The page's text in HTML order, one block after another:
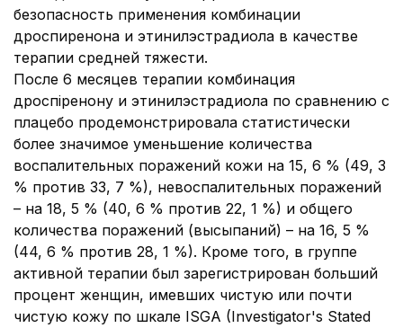
безопасность применения комбинации
дроспиренона и этинилэстрадиола в качестве
терапии средней тяжести.
После 6 месяцев терапии комбинация
дроспіренону и этинилэстрадиола по сравнению с
плацебо продемонстрировала статистически
более значимое уменьшение количества
воспалительных поражений кожи на 15, 6 % (49, 3
% против 33, 7 %), невоспалительных поражений
– на 18, 5 % (40, 6 % против 22, 1 %) и общего
количества поражений (высыпаний) – на 16, 5 %
(44, 6 % против 28, 1 %). Кроме того, в группе
активной терапии был зарегистрирован больший
процент женщин, имевших чистую или почти
чистую кожу по шкале ISGA (Investigator's Stated